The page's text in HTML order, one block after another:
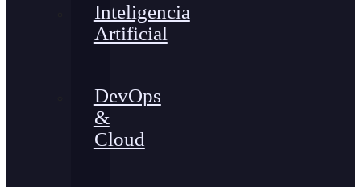
Inteligencia
Artificial
DevOps
&
Cloud